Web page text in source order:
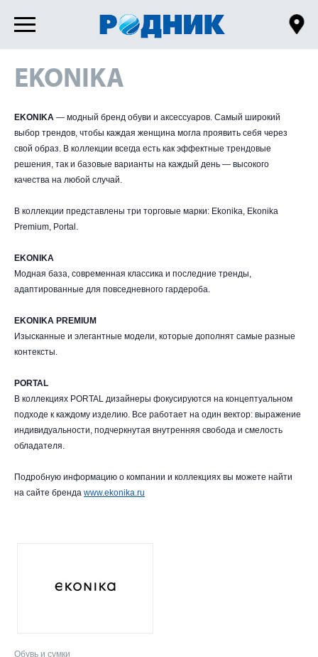
EKONIKA
EKONIKA — модный бренд обуви и аксессуаров. Самый широкий
выбор трендов, чтобы каждая женщина могла проявить себя через
свой образ. В коллекции всегда есть как эффектные трендовые
решения, так и базовые варианты на каждый день — высокого
качества на любой случай.
В коллекции представлены три торговые марки: Ekonika, Ekonika
Premium, Portal.
EKONIKA
Модная база, современная классика и последние тренды,
адаптированные для повседневного гардероба.
EKONIKA PREMIUM
Изысканные и элегантные модели, которые дополнят самые разные
контексты.
PORTAL
В коллекциях PORTAL дизайнеры фокусируются на концептуальном
подходе к каждому изделию. Все работает на один вектор: выражение
индивидуальности, подчеркнутая внутренняя свобода и смелость
обладателя.
Подробную информацию о компании и коллекциях вы можете найти
на сайте бренда www.ekonika.ru
Обувь и сумки